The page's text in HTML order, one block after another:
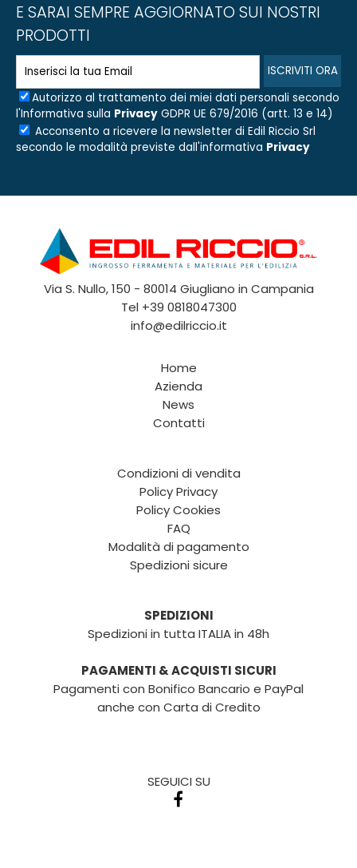
E SARAI SEMPRE AGGIORNATO SUI NOSTRI
PRODOTTI
Autorizzo al trattamento dei miei dati personali secondo
l'Informativa sulla Privacy GDPR UE 679/2016 (artt. 13 e 14)
Acconsento a ricevere la newsletter di Edil Riccio Srl
secondo le modalità previste dall'informativa Privacy
Via S. Nullo, 150 - 80014 Giugliano in Campania
Tel +39 0818047300
info@edilriccio.it
Home
Azienda
News
Contatti
Condizioni di vendita
Policy Privacy
Policy Cookies
FAQ
Modalità di pagamento
Spedizioni sicure
SPEDIZIONI
Spedizioni in tutta ITALIA in 48h
PAGAMENTI & ACQUISTI SICURI
Pagamenti con Bonifico Bancario e PayPal
anche con Carta di Credito
SEGUICI SU